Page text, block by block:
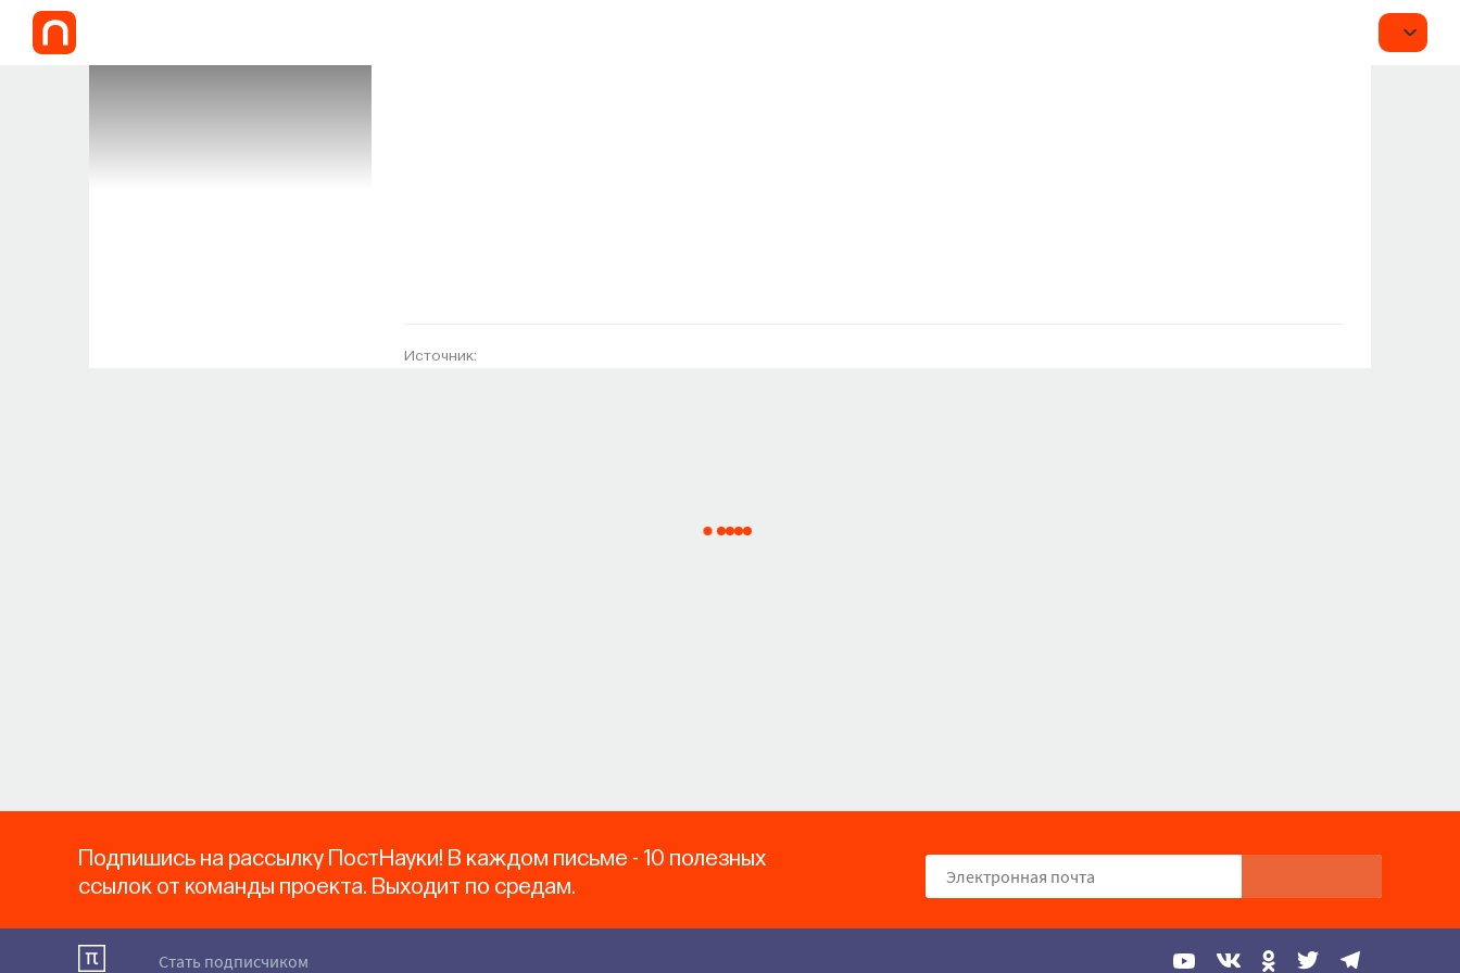
Источник:
Подпишись на рассылку ПостНауки! В каждом письме - 10 полезных
ссылок от команды проекта. Выходит по средам.
Стать подписчиком